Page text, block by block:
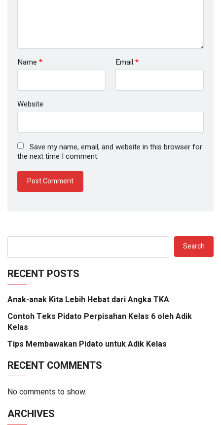
Name * Email *
Website
Save my name, email, and website in this browser for
the next time I comment.
Search
RECENT POSTS
Anak-anak Kita Lebih Hebat dari Angka TKA
Contoh Teks Pidato Perpisahan Kelas 6 oleh Adik
Kelas
Tips Membawakan Pidato untuk Adik Kelas
RECENT COMMENTS
No comments to show.
ARCHIVES